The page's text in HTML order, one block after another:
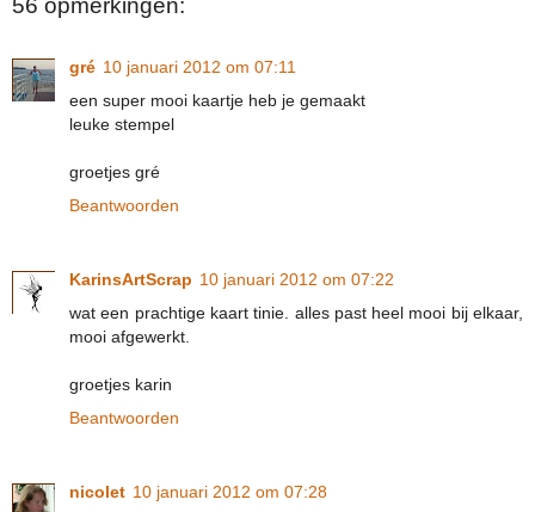
56 opmerkingen:
gré 10 januari 2012 om 07:11
een super mooi kaartje heb je gemaakt
leuke stempel
groetjes gré
Beantwoorden
KarinsArtScrap 10 januari 2012 om 07:22
wat een prachtige kaart tinie. alles past heel mooi bij elkaar,
mooi afgewerkt.
groetjes karin
Beantwoorden
nicolet 10 januari 2012 om 07:28